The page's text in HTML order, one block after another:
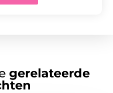
gerelateerde